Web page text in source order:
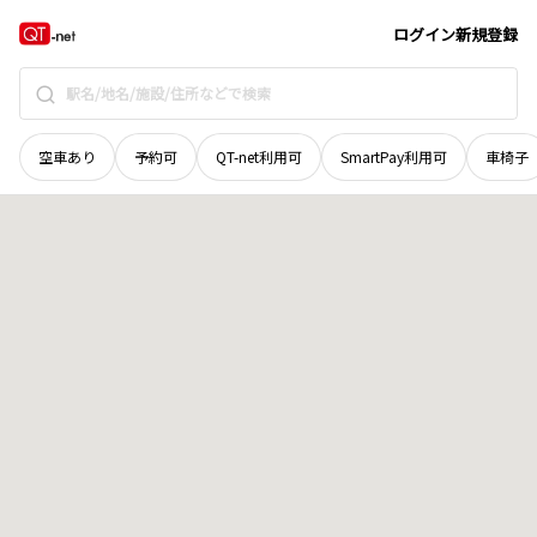
ログイン新規登録
空車あり 予約可 QT-net利用可 SmartPay利用可 車椅子
北海道